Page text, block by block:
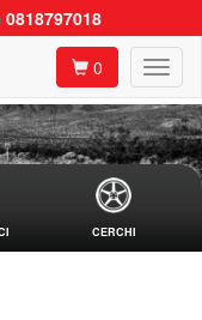
0818797018
0
CERCHI